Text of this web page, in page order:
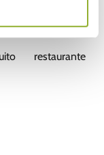
restaurante